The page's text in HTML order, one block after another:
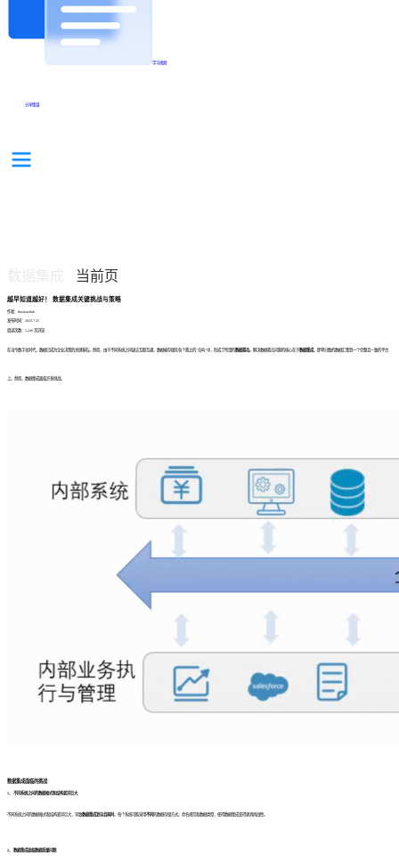
学习视频
分享集锦
当前页
越早知道越好！ 数据集成关键挑战与策略
作者：finedatalink
发布时间：2023.7.25
阅读次数：1,246 次浏览
在当今数字化时代，数据已成为企业决策的关键基石。然而，由于不同系统之间缺乏互联互通，数据被存储在各个孤立的“岛屿”中，形成了所谓的 数据孤岛。解决数据孤岛问题的核心在于 数据集成，即将分散的数据汇集到一个完整且一致的平台
上。然而，数据集成面临许多挑战。
数据集成面临的挑战
1、 不同系统之间的数据格式和结构差异巨大
不同系统之间的数据格式和结构差异巨大，导致 数据集成复杂且耗时。每个系统可能采用不同的数据存储方式、命名规范和数据类型，使得数据集成变得更具挑战性。
2、 数据集成面临数据质量问题